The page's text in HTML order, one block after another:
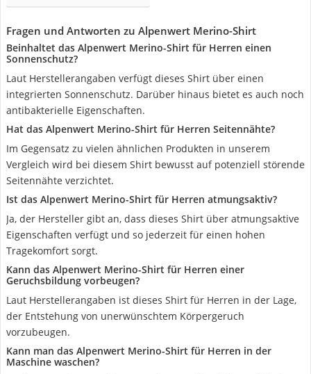
Fragen und Antworten zu Alpenwert Merino-Shirt
Beinhaltet das Alpenwert Merino-Shirt für Herren einen
Sonnenschutz?
Laut Herstellerangaben verfügt dieses Shirt über einen
integrierten Sonnenschutz. Darüber hinaus bietet es auch noch
antibakterielle Eigenschaften.
Hat das Alpenwert Merino-Shirt für Herren Seitennähte?
Im Gegensatz zu vielen ähnlichen Produkten in unserem
Vergleich wird bei diesem Shirt bewusst auf potenziell störende
Seitennähte verzichtet.
Ist das Alpenwert Merino-Shirt für Herren atmungsaktiv?
Ja, der Hersteller gibt an, dass dieses Shirt über atmungsaktive
Eigenschaften verfügt und so jederzeit für einen hohen
Tragekomfort sorgt.
Kann das Alpenwert Merino-Shirt für Herren einer
Geruchsbildung vorbeugen?
Laut Herstellerangaben ist dieses Shirt für Herren in der Lage,
der Entstehung von unerwünschtem Körpergeruch
vorzubeugen.
Kann man das Alpenwert Merino-Shirt für Herren in der
Maschine waschen?